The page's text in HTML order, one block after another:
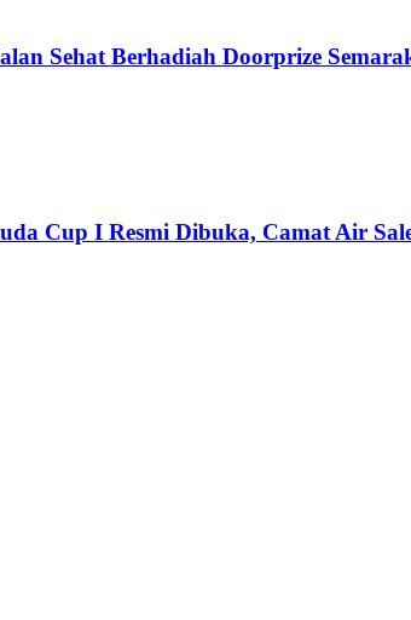
Sehat Berhadiah Doorprize
Cup I Resmi Dibuka, Camat Air